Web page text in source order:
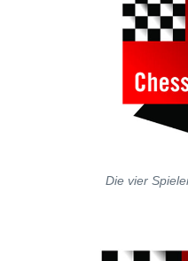
Die vier